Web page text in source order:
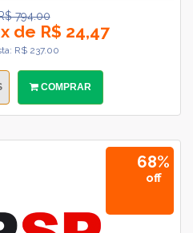
794.00
de R$ 24,47
R$ 237.00
COMPRAR
68%
off